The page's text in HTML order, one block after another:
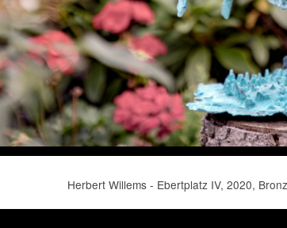
Herbert Willems - Ebertplatz IV, 2020,